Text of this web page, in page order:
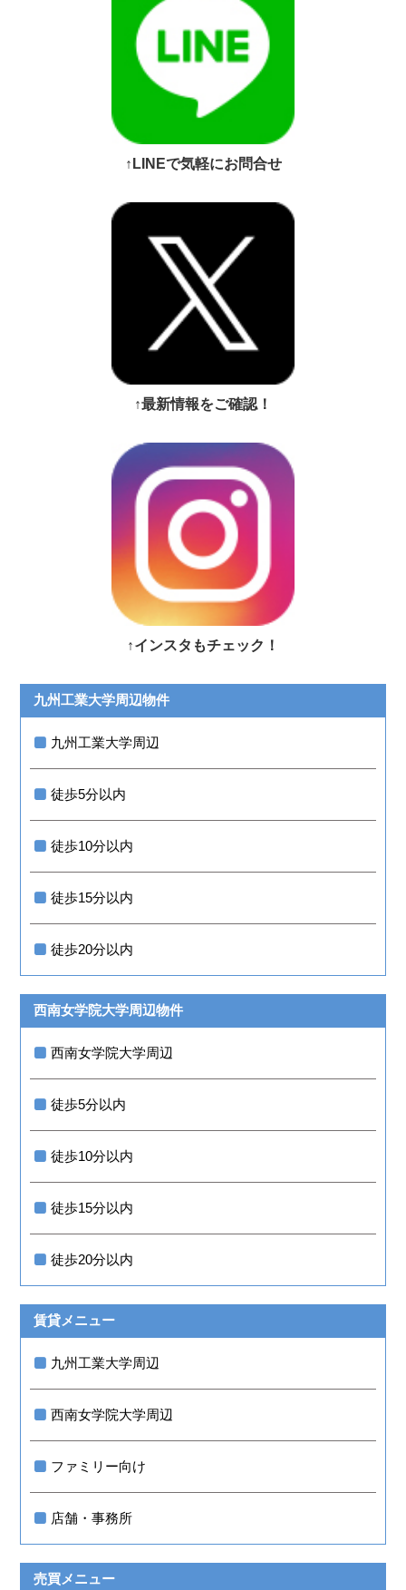
↑LINEで気軽にお問合せ
↑最新情報をご確認！
↑インスタもチェック！
九州工業大学周辺物件
九州工業大学周辺
徒歩5分以内
徒歩10分以内
徒歩15分以内
徒歩20分以内
西南女学院大学周辺物件
西南女学院大学周辺
徒歩5分以内
徒歩10分以内
徒歩15分以内
徒歩20分以内
賃貸メニュー
九州工業大学周辺
西南女学院大学周辺
ファミリー向け
店舗・事務所
売買メニュー